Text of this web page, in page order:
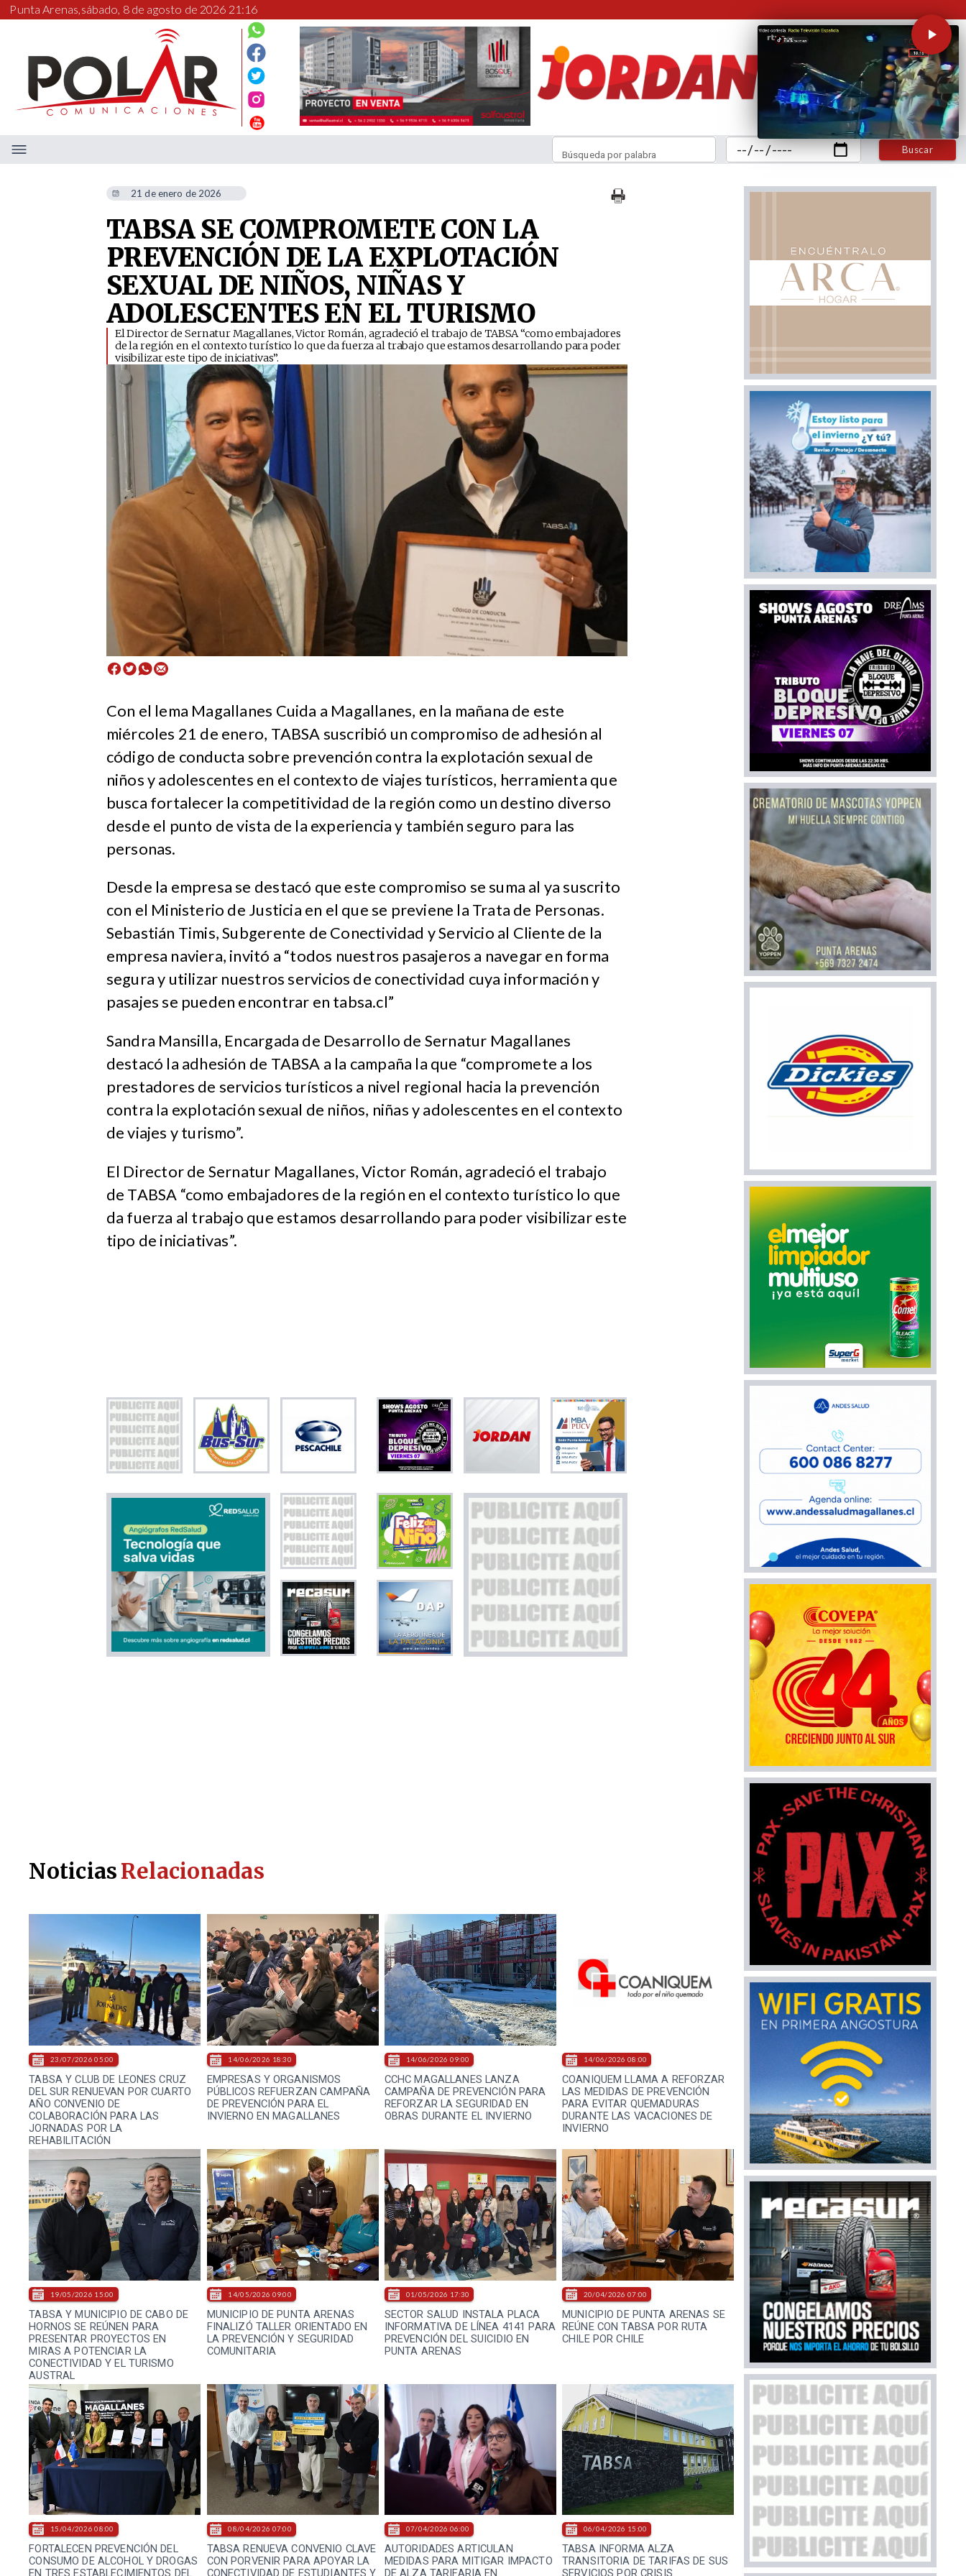
Punta Arenas,sábado, 8 de agosto de 2026 21:17
Buscar
Búsqueda por palabra
21 de enero de 2026
TABSA SE COMPROMETE CON LA
PREVENCIÓN DE LA EXPLOTACIÓN
SEXUAL DE NIÑOS, NIÑAS Y
ADOLESCENTES EN EL TURISMO
​El Director de Sernatur Magallanes, Victor Román, agradeció el trabajo de TABSA “como embajadores
de la región en el contexto turístico lo que da fuerza al trabajo que estamos desarrollando para poder
visibilizar este tipo de iniciativas”.
Con el lema Magallanes Cuida a Magallanes, en la mañana de este
miércoles 21 de enero, TABSA suscribió un compromiso de adhesión al
código de conducta sobre prevención contra la explotación sexual de
niños y adolescentes en el contexto de viajes turísticos, herramienta que
busca fortalecer la competitividad de la región como un destino diverso
desde el punto de vista de la experiencia y también seguro para las
personas.
Desde la empresa se destacó que este compromiso se suma al ya suscrito
con el Ministerio de Justicia en el que se previene la Trata de Personas.
Sebastián Timis, Subgerente de Conectividad y Servicio al Cliente de la
empresa naviera, invitó a “todos nuestros pasajeros a navegar en forma
segura y utilizar nuestros servicios de conectividad cuya información y
pasajes se pueden encontrar en tabsa.cl”
Sandra Mansilla, Encargada de Desarrollo de Sernatur Magallanes
destacó la adhesión de TABSA a la campaña la que “compromete a los
prestadores de servicios turísticos a nivel regional hacia la prevención
contra la explotación sexual de niños, niñas y adolescentes en el contexto
de viajes y turismo”.
El Director de Sernatur Magallanes, Victor Román, agradeció el trabajo
de TABSA “como embajadores de la región en el contexto turístico lo que
da fuerza al trabajo que estamos desarrollando para poder visibilizar este
tipo de iniciativas”.
TABSA Y CLUB DE LEONES CRUZ
DEL SUR RENUEVAN POR CUARTO
AÑO CONVENIO DE
COLABORACIÓN PARA LAS
JORNADAS POR LA
REHABILITACIÓN
23/07/2026 05:00
EMPRESAS Y ORGANISMOS
PÚBLICOS REFUERZAN CAMPAÑA
DE PREVENCIÓN PARA EL
INVIERNO EN MAGALLANES
14/06/2026 18:30
CCHC MAGALLANES LANZA
CAMPAÑA DE PREVENCIÓN PARA
REFORZAR LA SEGURIDAD EN
OBRAS DURANTE EL INVIERNO
14/06/2026 09:00
COANIQUEM LLAMA A REFORZAR
LAS MEDIDAS DE PREVENCIÓN
PARA EVITAR QUEMADURAS
DURANTE LAS VACACIONES DE
INVIERNO
14/06/2026 08:00
TABSA Y MUNICIPIO DE CABO DE
HORNOS SE REÚNEN PARA
PRESENTAR PROYECTOS EN
MIRAS A POTENCIAR LA
CONECTIVIDAD Y EL TURISMO
AUSTRAL
19/05/2026 15:00
MUNICIPIO DE PUNTA ARENAS
FINALIZÓ TALLER ORIENTADO EN
LA PREVENCIÓN Y SEGURIDAD
COMUNITARIA
14/05/2026 09:00
SECTOR SALUD INSTALA PLACA
INFORMATIVA DE LÍNEA 4141 PARA
PREVENCIÓN DEL SUICIDIO EN
PUNTA ARENAS
01/05/2026 17:30
MUNICIPIO DE PUNTA ARENAS SE
REÚNE CON TABSA POR RUTA
CHILE POR CHILE
20/04/2026 07:00
FORTALECEN PREVENCIÓN DEL
CONSUMO DE ALCOHOL Y DROGAS
EN TRES ESTABLECIMIENTOS DEL
15/04/2026 08:00
TABSA RENUEVA CONVENIO CLAVE
CON PORVENIR PARA APOYAR LA
CONECTIVIDAD DE ESTUDIANTES Y
08/04/2026 07:00
AUTORIDADES ARTICULAN
MEDIDAS PARA MITIGAR IMPACTO
DE ALZA TARIFARIA EN
07/04/2026 06:00
TABSA INFORMA ALZA
TRANSITORIA DE TARIFAS DE SUS
SERVICIOS POR CRISIS
06/04/2026 15:00
NoticiasRelacionadas